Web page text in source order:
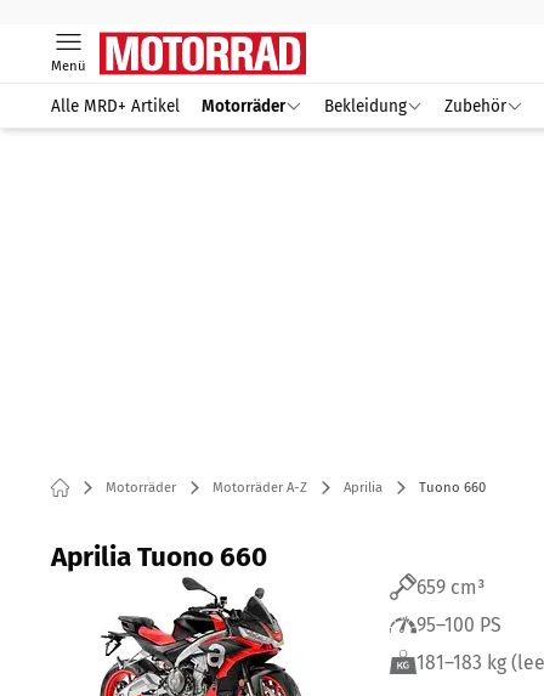
Menü
Alle MRD+ Artikel Motorräder Bekleidung Zubehör
Motorräder Motorräder A-Z Aprilia Tuono 660
Aprilia Tuono 660
659 cm³
95–100 PS
181–183 kg